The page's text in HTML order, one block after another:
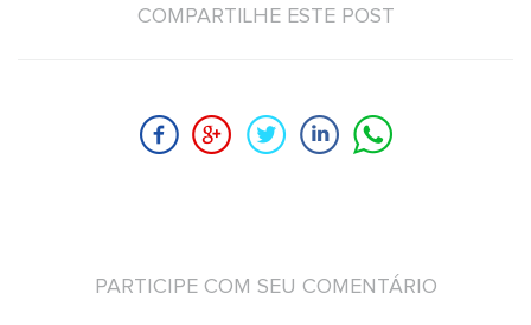
COMPARTILHE ESTE POST
PARTICIPE COM SEU COMENTÁRIO